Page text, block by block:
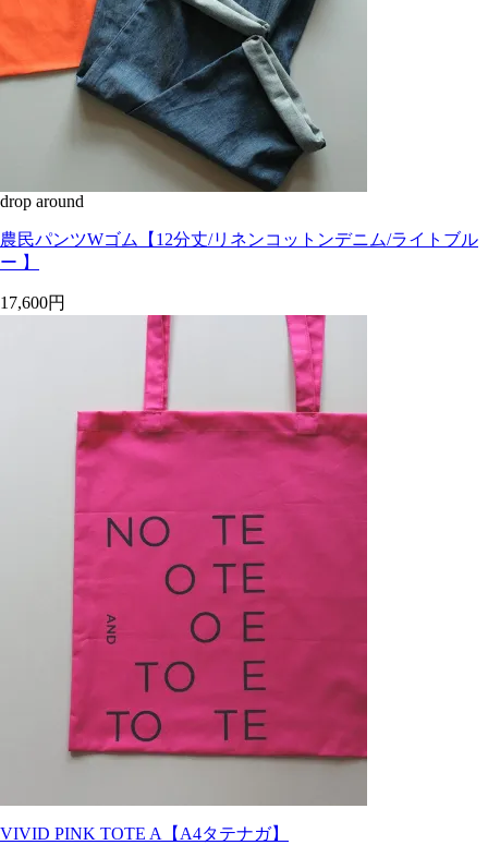
drop around
農民パンツWゴム【12分丈/リネンコットンデニム/ライトブル
ー 】
17,600円
VIVID PINK TOTE A【A4タテナガ】